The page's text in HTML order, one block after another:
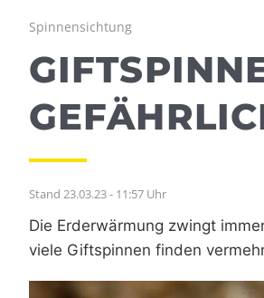
Spinnensichtung
Stand 23.03.23 - 11:57 Uhr
Die Erderwärmung zwingt
viele Giftspinnen finden